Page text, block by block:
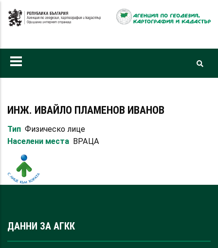
към
ИНЖ. ИВАЙЛО ПЛАМЕНОВ ИВАНОВ
Тип Физическо лице
Населени места ВРАЦА
ДАННИ ЗА АГКК